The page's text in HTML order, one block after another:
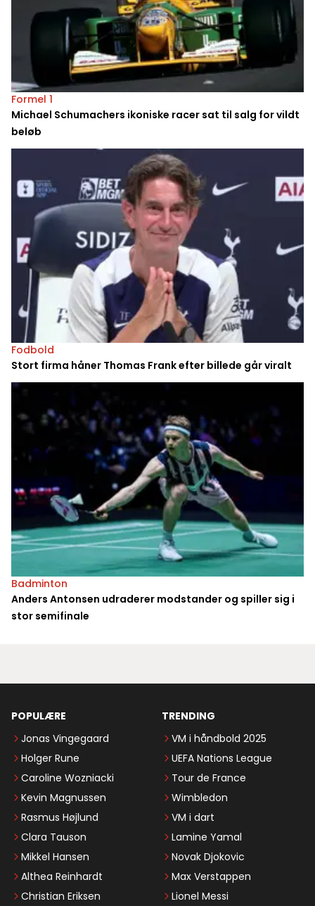
Formel 1
Michael Schumachers ikoniske racer sat til salg for vildt
beløb
Fodbold
Stort firma håner Thomas Frank efter billede går viralt
Badminton
Anders Antonsen udraderer modstander og spiller sig i
stor semifinale
POPULÆRE
Jonas Vingegaard
Holger Rune
Caroline Wozniacki
Kevin Magnussen
Rasmus Højlund
Clara Tauson
Mikkel Hansen
Althea Reinhardt
Christian Eriksen
TRENDING
VM i håndbold 2025
UEFA Nations League
Tour de France
Wimbledon
VM i dart
Lamine Yamal
Novak Djokovic
Max Verstappen
Lionel Messi